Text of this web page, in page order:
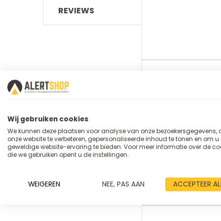
REVIEWS
Euronorm
(mm)
400 x
Wij gebruiken cookies
We kunnen deze plaatsen voor analyse van onze bezoekersgegevens,
onze website te verbeteren, gepersonaliseerde inhoud te tonen en om u
geweldige website-ervaring te bieden. Voor meer informatie over de
die we gebruiken opent u de instellingen.
WEIGEREN NEE, PAS AAN ACCEPTEER